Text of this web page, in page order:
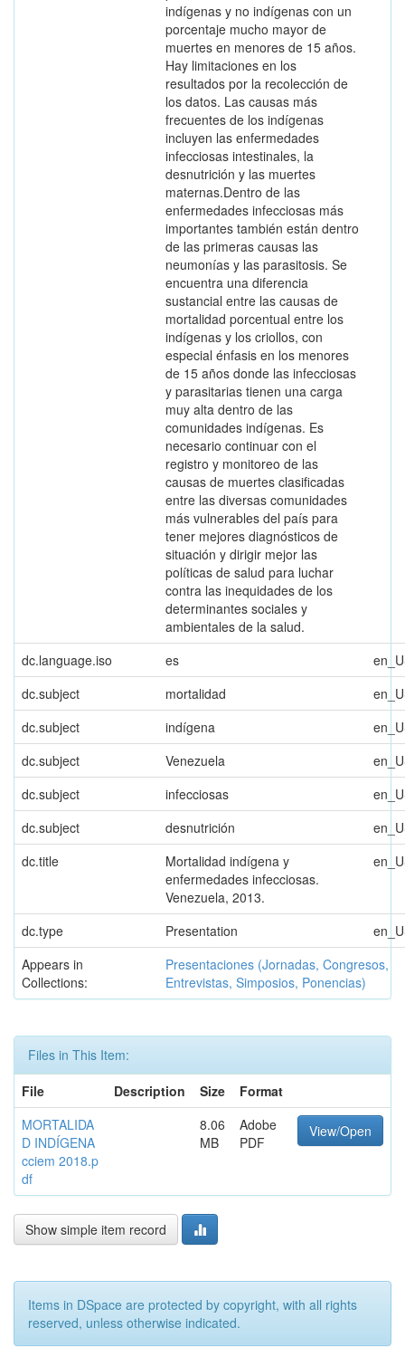
indígenas y no indígenas con un
porcentaje mucho mayor de
muertes en menores de 15 años.
Hay limitaciones en los
resultados por la recolección de
los datos. Las causas más
frecuentes de los indígenas
incluyen las enfermedades
infecciosas intestinales, la
desnutrición y las muertes
maternas.Dentro de las
enfermedades infecciosas más
importantes también están dentro
de las primeras causas las
neumonías y las parasitosis. Se
encuentra una diferencia
sustancial entre las causas de
mortalidad porcentual entre los
indígenas y los criollos, con
especial énfasis en los menores
de 15 años donde las infecciosas
y parasitarias tienen una carga
muy alta dentro de las
comunidades indígenas. Es
necesario continuar con el
registro y monitoreo de las
causas de muertes clasificadas
entre las diversas comunidades
más vulnerables del país para
tener mejores diagnósticos de
situación y dirigir mejor las
políticas de salud para luchar
contra las inequidades de los
determinantes sociales y
ambientales de la salud.
dc.language.iso es
dc.subject
mortalidad
dc.subject
indígena
dc.subject
Venezuela
dc.subject
infecciosas
dc.subject
desnutrición
dc.title
Mortalidad indígena y
enfermedades infecciosas.
Venezuela, 2013.
dc.type Presentation
Appears in
Collections:
Presentaciones (Jornadas, Congresos,
Entrevistas, Simposios, Ponencias)
Files in This Item:
File
Description Size
Format
MORTALIDA
D INDÍGENA
cciem 2018.p
df
8.06
MB
Adobe
PDF
View/Open
Show simple item record
Items in DSpace are protected by copyright, with all rights
reserved, unless otherwise indicated.